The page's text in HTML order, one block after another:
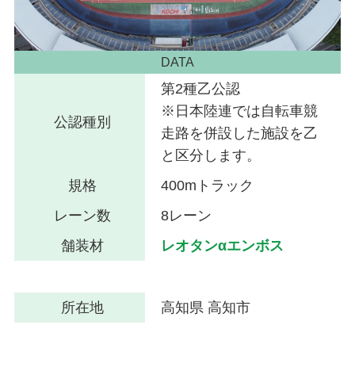
DATA
公認種別
第2種乙公認
※日本陸連では自転車競
走路を併設した施設を乙
と区分します。
規格
400mトラック
レーン数
8レーン
舗装材
レオタンαエンボス
所在地 高知県 高知市